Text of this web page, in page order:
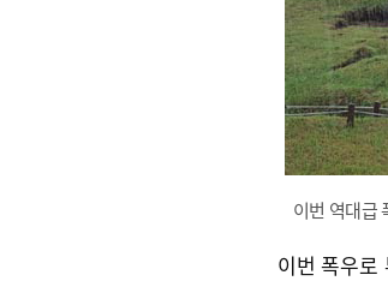
이번 역대급
이번 폭우로